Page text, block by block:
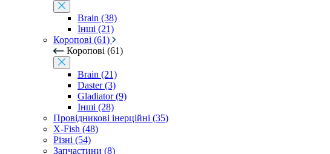
Brain (38)
Інші (21)
Коропові (61)
Коропові (61)
Brain (21)
Daster (3)
Gladiator (9)
Інші (28)
Провідникові інерційні (35)
X-Fish (48)
Різні (54)
Запчастини (8)